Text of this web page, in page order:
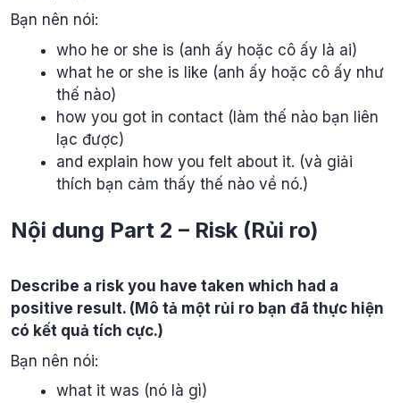
Bạn nên nói:
who he or she is (anh ấy hoặc cô ấy là ai)
what he or she is like (anh ấy hoặc cô ấy như
thế nào)
how you got in contact (làm thế nào bạn liên
lạc được)
and explain how you felt about it. (và giải
thích bạn cảm thấy thế nào về nó.)
Nội dung Part 2 – Risk (Rủi ro)
Describe a risk you have taken which had a
positive result. (Mô tả một rủi ro bạn đã thực hiện
có kết quả tích cực.)
Bạn nên nói:
what it was (nó là gì)